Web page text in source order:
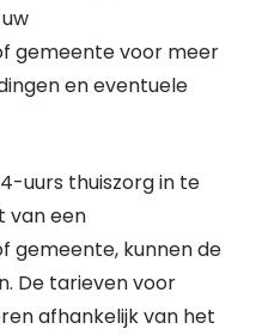
gemeente voor meer
en eventuele
uurs thuiszorg in te
van een
gemeente, kunnen de
De tarieven voor
afhankelijk van het